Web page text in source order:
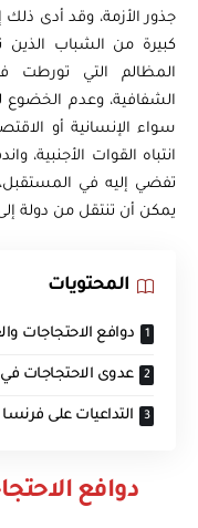
جذور الأزمة، وقد أدى
كبيرة من الشباب الذين
المظالم التي تورطت
الشفافية، وعدم الخضوع
سواء الإنسانية أو
انتباه القوات الأجنبية،
تفضي إليه في
يمكن أن تنتقل من دولة
المحتويات
دوافع الاحتجاجات
عدوى الاحتجاجات في
التداعيات على فرنسا
دوافع